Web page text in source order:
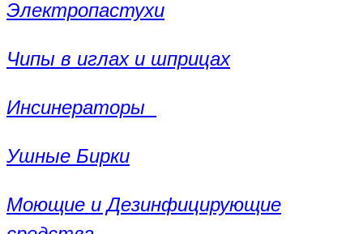
Электропастухи
Чипы в иглах и шприцах
Инсинераторы
Ушные Бирки
Моющие и Дезинфицирующие